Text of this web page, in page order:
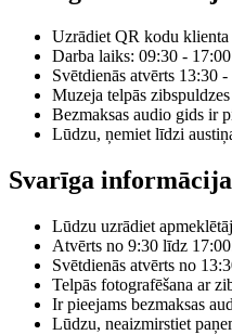
Uzrādiet QR kodu
Darba laiks: 09:30 - 17:00
Svētdienās atvērts 13:30
Muzeja telpās
Bezmaksas audio gids ir
Lūdzu, ņemiet līdzi
Svarīga informācija
Lūdzu uzrādiet
Atvērts no 9:30 līdz
Svētdienās atvērts no
Telpās fotografēšana ar
Ir pieejams bezmaksas
Lūdzu, neaizmirstiet